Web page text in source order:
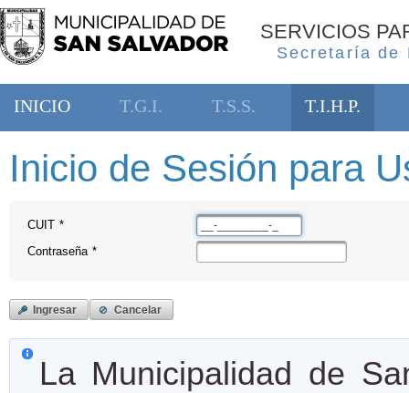
SERVICIOS
Secretaría de
INICIO T.G.I. T.S.S. T.I.H.P.
Inicio de Sesión para
CUIT *
Contraseña *
Ingresar Cancelar
La Municipalidad de